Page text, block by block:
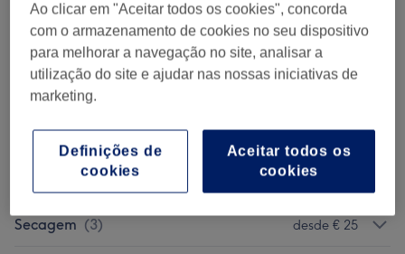
Coloração (1) € 25
Massagens (1) € 20
Manicure, Extensões E Tratamentos
desde € 12
Secagem (3) desde € 25
Ao clicar em "Aceitar todos os cookies", concorda
com o armazenamento de cookies no seu dispositivo
para melhorar a navegação no site, analisar a
utilização do site e ajudar nas nossas iniciativas de
marketing.
Aceitar todos os
cookies
Definições de
cookies